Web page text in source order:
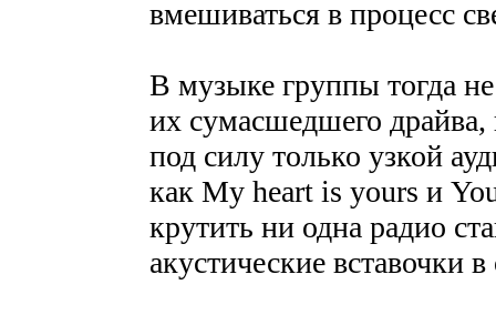
вмешиваться в процесс
В музыке группы тогда
их сумасшедшего
под силу только узкой
как My heart is yours и
крутить ни одна радио
акустические вставочки